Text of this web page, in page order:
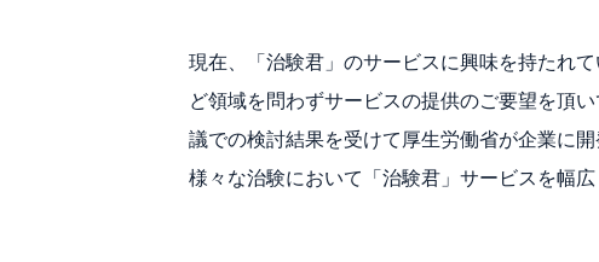
現在、「治験君」のサービスに興味を持たれ
ど領域を問わずサービスの提供のご要望を頂
議での検討結果を受けて厚生労働省が企業に
様々な治験において「治験君」サービスを幅